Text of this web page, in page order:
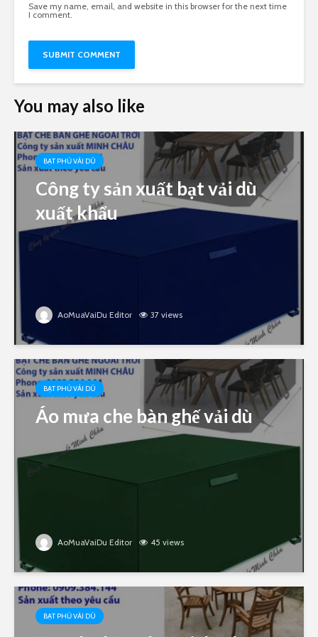
Save my name, email, and website in this browser for the next time
I comment.
You may also like
BẠT PHỦ VẢI DÙ
Công ty sản xuất bạt vải dù
xuất khẩu
AoMuaVaiDu Editor 37 views
BẠT PHỦ VẢI DÙ
Áo mưa che bàn ghế vải dù
AoMuaVaiDu Editor 45 views
BẠT PHỦ VẢI DÙ